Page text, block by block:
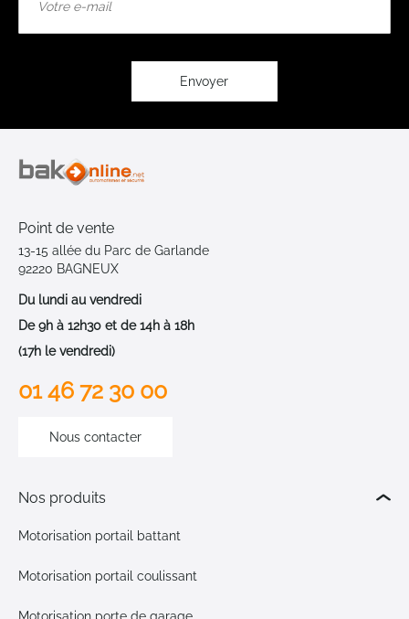
Envoyer
Point de vente
13-15 allée du Parc de Garlande
92220 BAGNEUX
Du lundi au vendredi
De 9h à 12h30 et de 14h à 18h
(17h le vendredi)
01 46 72 30 00
Nous contacter
Nos produits
Motorisation portail battant
Motorisation portail coulissant